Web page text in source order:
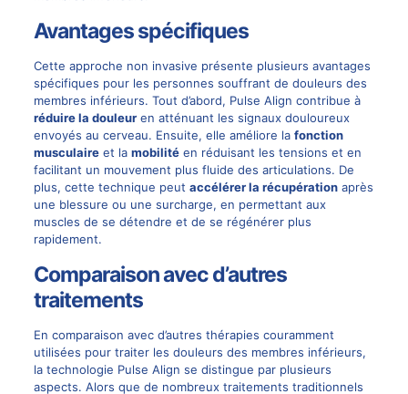
Avantages spécifiques
Cette approche non invasive présente plusieurs avantages
spécifiques pour les personnes souffrant de douleurs des
membres inférieurs. Tout d’abord, Pulse Align contribue à
réduire la douleuren atténuant les signaux douloureux
envoyés au cerveau. Ensuite, elle améliore la fonction
musculaireet la mobilitéen réduisant les tensions et en
facilitant un mouvement plus fluide des articulations. De
plus, cette technique peut accélérer la récupérationaprès
une blessure ou une surcharge, en permettant aux
muscles de se détendre et de se régénérer plus
rapidement.
Comparaison avec d’autres
traitements
En comparaison avec d’autres thérapies couramment
utilisées pour traiter les douleurs des membres inférieurs,
la technologie Pulse Align se distingue par plusieurs
aspects. Alors que de nombreux traitements traditionnels